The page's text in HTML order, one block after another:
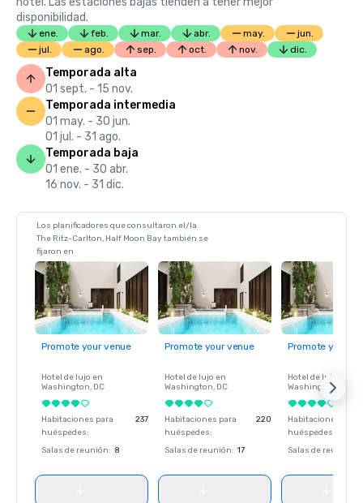
disponibilidad.
ene. feb. mar. abr. may.
jun.
jul.
ago. sep. oct. nov. dic.
Temporada alta
01 sept. - 15 nov.
Temporada intermedia
01 may. - 30 jun.
01 jul. - 31 ago.
Temporada baja
01 ene. - 30 abr.
16 nov. - 31 dic.
Los planificadores que consultaron el/la
The Ritz-Carlton, Half Moon Bay también se
fijaron en
Promote your venue
Hotel de lujo en
Washington, DC
Habitaciones para
huéspedes:
237
Salas de reunión: 8
Promote your venue
Hotel de lujo en
Washington, DC
Habitaciones para
huéspedes:
220
Salas de reunión: 17
Promote your
Hotel de lujo en
Washington
Habitaciones para
huéspedes
Salas de reunión